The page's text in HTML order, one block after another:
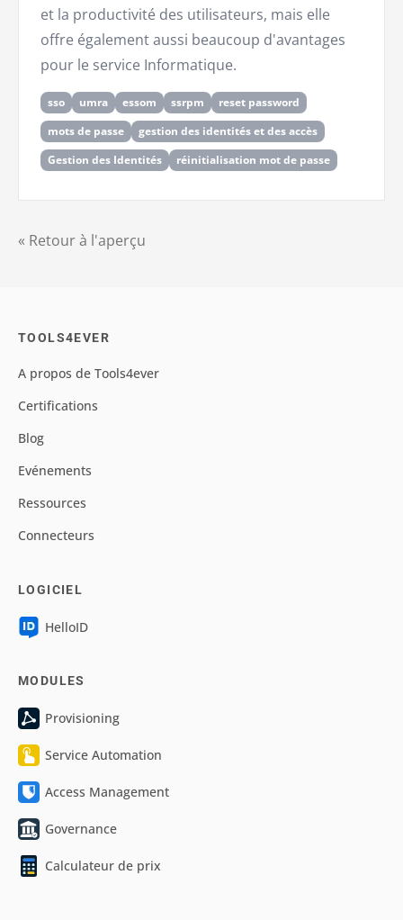
« Retour à l'aperçu
et la productivité des utilisateurs, mais elle
offre également aussi beaucoup d'avantages
pour le service Informatique.
sso umra essom ssrpm
reset password
mots de passe
gestion des identités et des accès
Gestion des Identités
réinitialisation mot de passe
TOOLS4EVER
A propos de Tools4ever
Certifications
Blog
Evénements
Ressources
Connecteurs
LOGICIEL
HelloID
MODULES
Provisioning
Service Automation
Access Management
Governance
Calculateur de prix